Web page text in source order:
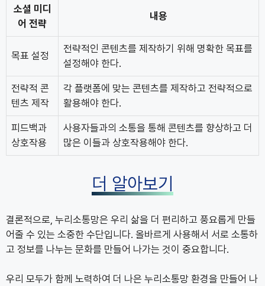
소셜 미디
어 전략
내용
목표 설정
전략적인 콘텐츠를 제작하기 위해 명확한 목표를
설정해야 한다.
전략적 콘
텐츠 제작
각 플랫폼에 맞는 콘텐츠를 제작하고 전략적으로
활용해야 한다.
피드백과
상호작용
사용자들과의 소통을 통해 콘텐츠를 향상하고 더
많은 이들과 상호작용해야 한다.
더 알아보기
결론적으로, 누리소통망은 우리 삶을 더 편리하고 풍요롭게 만들
어줄 수 있는 소중한 수단입니다. 올바르게 사용해서 서로 소통하
고 정보를 나누는 문화를 만들어 나가는 것이 중요합니다.
우리 모두가 함께 노력하여 더 나은 누리소통망 환경을 만들어 나